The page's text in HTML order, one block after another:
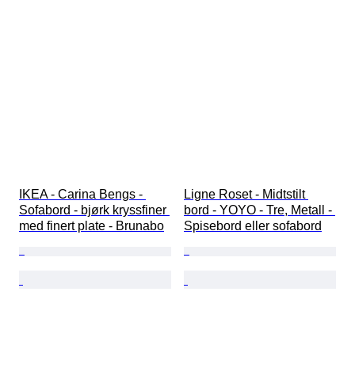
IKEA - Carina Bengs -
Sofabord - bjørk kryssfiner
med finert plate - Brunabo
Ligne Roset - Midtstilt
bord - YOYO - Tre, Metall -
Spisebord eller sofabord